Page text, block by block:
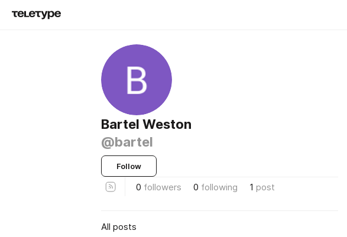
Bartel Weston
@bartel
Follow
0 followers 0 following 1 post
All posts